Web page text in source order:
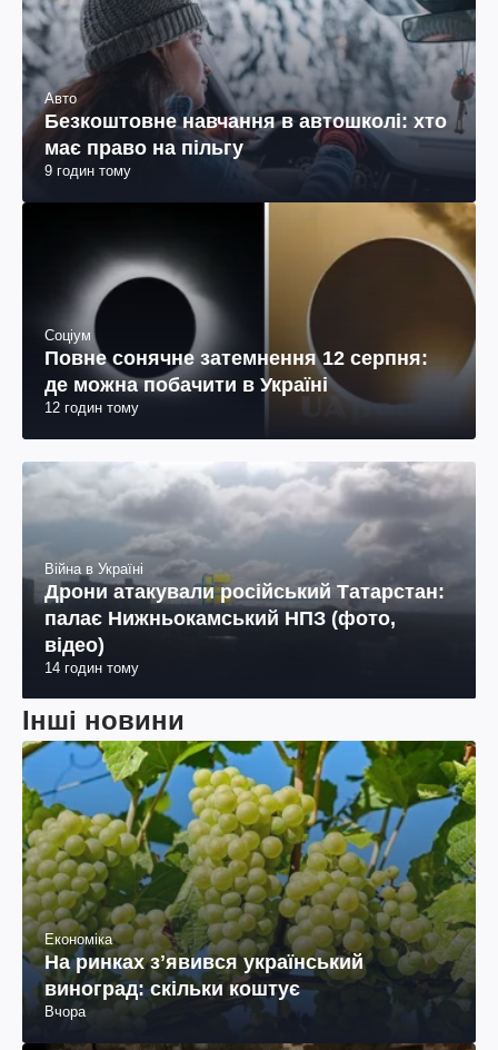
Авто
Безкоштовне навчання в автошколі: хто
має право на пільгу
9 годин тому
Соціум
Повне сонячне затемнення 12 серпня:
де можна побачити в Україні
12 годин тому
Війна в Україні
Дрони атакували російський Татарстан:
палає Нижньокамський НПЗ (фото,
відео)
14 годин тому
Інші новини
Економіка
На ринках зʼявився український
виноград: скільки коштує
Вчора